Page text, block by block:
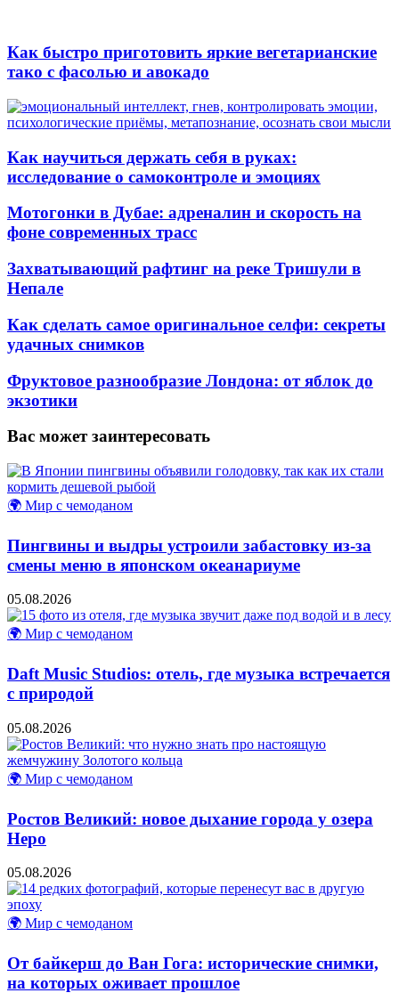
Как быстро приготовить яркие вегетарианские
тако с фасолью и авокадо
Как научиться держать себя в руках:
исследование о самоконтроле и эмоциях
Мотогонки в Дубае: адреналин и скорость на
фоне современных трасс
Захватывающий рафтинг на реке Тришули в
Непале
Как сделать самое оригинальное селфи: секреты
удачных снимков
Фруктовое разнообразие Лондона: от яблок до
экзотики
Вас может заинтересовать
🌍 Мир с чемоданом
Пингвины и выдры устроили забастовку из-за
смены меню в японском океанариуме
05.08.2026
🌍 Мир с чемоданом
Daft Music Studios: отель, где музыка встречается
с природой
05.08.2026
🌍 Мир с чемоданом
Ростов Великий: новое дыхание города у озера
Неро
05.08.2026
🌍 Мир с чемоданом
От байкерш до Ван Гога: исторические снимки,
на которых оживает прошлое